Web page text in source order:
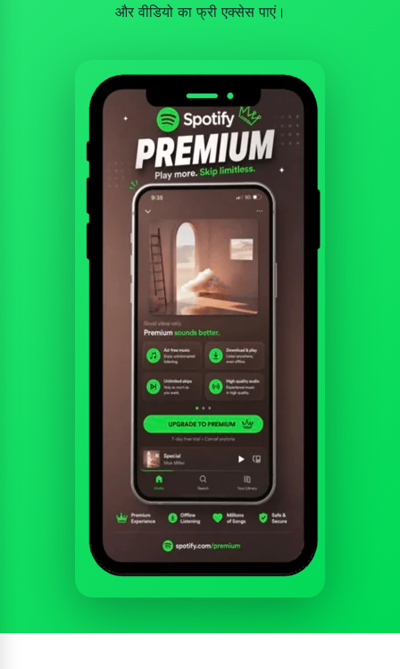
और वीडियो का फ्री एक्सेस पाएं।